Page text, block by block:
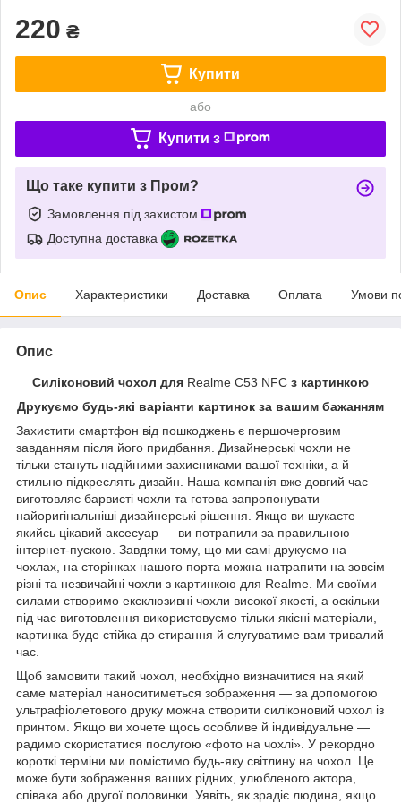
220 ₴
Купити
або
Купити з
Що таке купити з Пром?
Замовлення під захистом
Доступна доставка
Опис Характеристики Доставка Оплата Умови
Опис
Силіконовий чохол для Realme C53 NFC з картинкою
Друкуємо будь-які варіанти картинок за вашим бажанням
Захистити смартфон від пошкоджень є першочерговим
завданням після його придбання. Дизайнерські чохли не
тільки стануть надійними захисниками вашої техніки, а й
стильно підкреслять дизайн. Наша компанія вже довгий час
виготовляє барвисті чохли та готова запропонувати
найоригінальніші дизайнерські рішення. Якщо ви шукаєте
якийсь цікавий аксесуар — ви потрапили за правильною
інтернет-пускою. Завдяки тому, що ми самі друкуємо на
чохлах, на сторінках нашого порта можна натрапити на зовсім
різні та незвичайні чохли з картинкою для Realme. Ми своїми
силами створимо ексклюзивні чохли високої якості, а оскільки
під час виготовлення використовуємо тільки якісні матеріали,
картинка буде стійка до стирання й слугуватиме вам тривалий
час.
Щоб замовити такий чохол, необхідно визначитися на який
саме матеріал наноситиметься зображення — за допомогою
ультрафіолетового друку можна створити силіконовий чохол із
принтом. Якщо ви хочете щось особливе й індивідуальне —
радимо скористатися послугою «фото на чохлі». У рекордно
короткі терміни ми помістимо будь-яку світлину на чохол. Це
може бути зображення ваших рідних, улюбленого актора,
співака або другої половинки. Уявіть, як зрадіє людина, якщо